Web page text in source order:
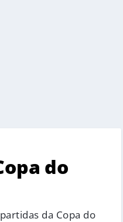
do
da Copa do